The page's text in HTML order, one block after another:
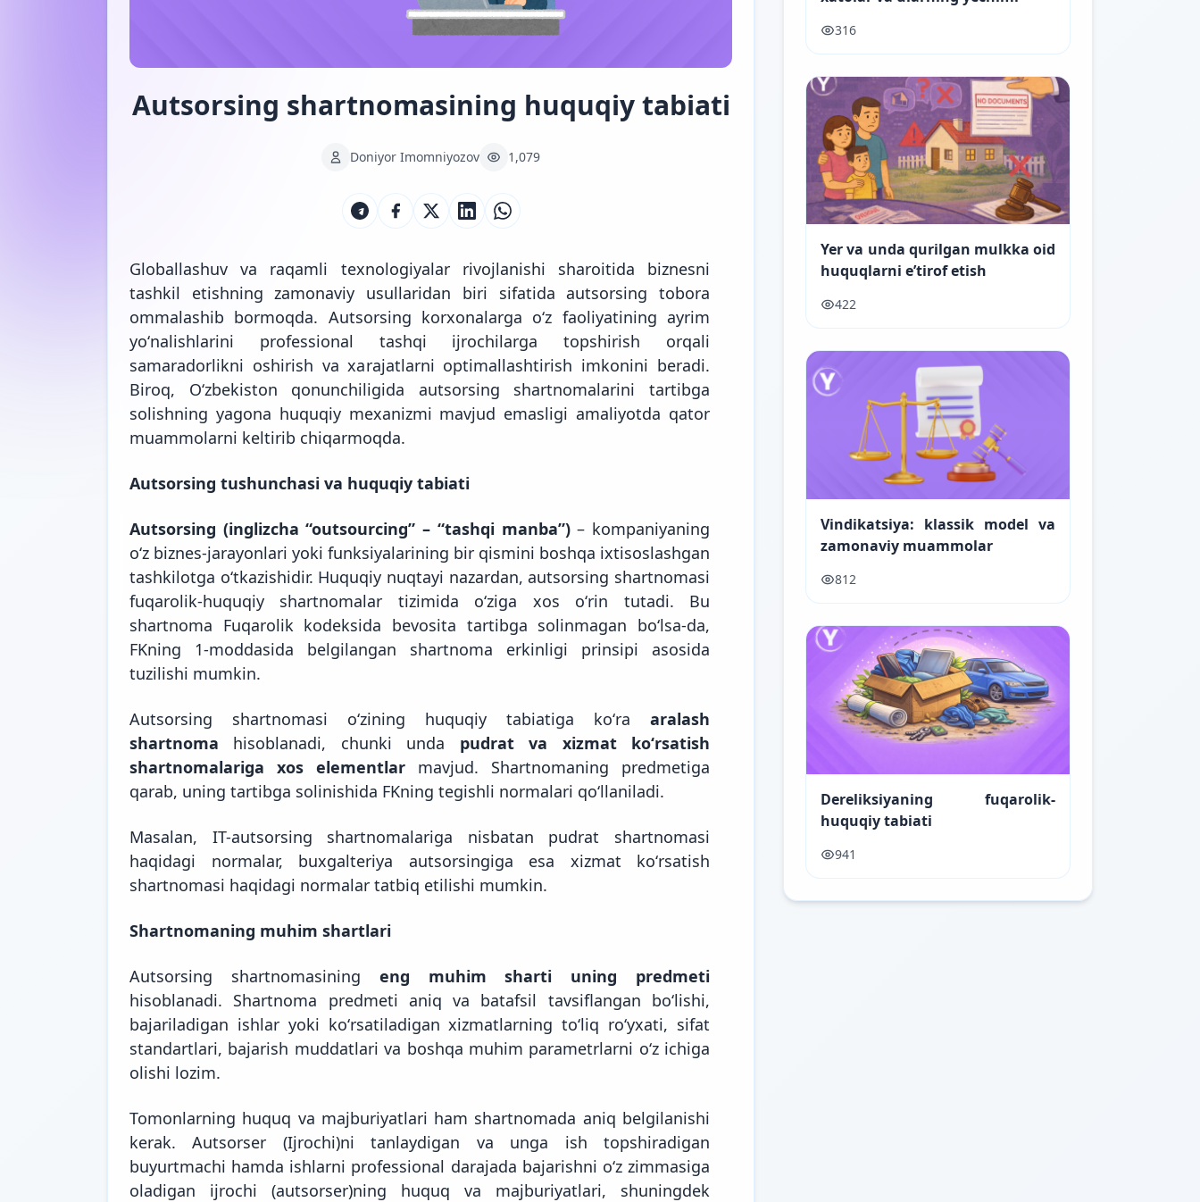
Autsorsing shartnomasining huquqiy tabiati
Doniyor Imomniyozov 1,079
Globallashuv va raqamli texnologiyalar rivojlanishi sharoitida biznesni
tashkil etishning zamonaviy usullaridan biri sifatida autsorsing tobora
ommalashib bormoqda. Autsorsing korxonalarga oʻz faoliyatining ayrim
yoʻnalishlarini professional tashqi ijrochilarga topshirish orqali
samaradorlikni oshirish va xarajatlarni optimallashtirish imkonini beradi.
Biroq, Oʻzbekiston qonunchiligida autsorsing shartnomalarini tartibga
solishning yagona huquqiy mexanizmi mavjud emasligi amaliyotda qator
muammolarni keltirib chiqarmoqda.
Autsorsing tushunchasi va huquqiy tabiati
Autsorsing (inglizcha “outsourcing” – “tashqi manba”)– kompaniyaning
oʻz biznes-jarayonlari yoki funksiyalarining bir qismini boshqa ixtisoslashgan
tashkilotga oʻtkazishidir. Huquqiy nuqtayi nazardan, autsorsing shartnomasi
fuqarolik-huquqiy shartnomalar tizimida oʻziga xos oʻrin tutadi. Bu
shartnoma Fuqarolik kodeksida bevosita tartibga solinmagan boʻlsa-da,
FKning 1-moddasida belgilangan shartnoma erkinligi prinsipi asosida
tuzilishi mumkin.
Autsorsing shartnomasi oʻzining huquqiy tabiatiga koʻra aralash
shartnoma hisoblanadi, chunki unda pudrat va xizmat koʻrsatish
shartnomalariga xos elementlar mavjud. Shartnomaning predmetiga
qarab, uning tartibga solinishida FKning tegishli normalari qoʻllaniladi.
Masalan, IT-autsorsing shartnomalariga nisbatan pudrat shartnomasi
haqidagi normalar, buxgalteriya autsorsingiga esa xizmat koʻrsatish
shartnomasi haqidagi normalar tatbiq etilishi mumkin.
Shartnomaning muhim shartlari
Autsorsing shartnomasining eng muhim sharti uning predmeti
hisoblanadi. Shartnoma predmeti aniq va batafsil tavsiflangan boʻlishi,
bajariladigan ishlar yoki koʻrsatiladigan xizmatlarning toʻliq roʻyxati, sifat
standartlari, bajarish muddatlari va boshqa muhim parametrlarni oʻz ichiga
olishi lozim.
Tomonlarning huquq va majburiyatlari ham shartnomada aniq belgilanishi
kerak. Autsorser (Ijrochi)ni tanlaydigan va unga ish topshiradigan
buyurtmachi hamda ishlarni professional darajada bajarishni oʻz zimmasiga
oladigan ijrochi (autsorser)ning huquq va majburiyatlari, shuningdek
316
Yer va unda qurilgan mulkka oid
huquqlarni e’tirof etish
422
Vindikatsiya: klassik model va
zamonaviy muammolar
812
Dereliksiyaning fuqarolik-
huquqiy tabiati
941